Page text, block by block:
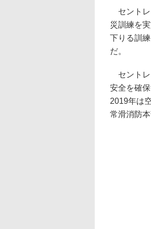
セントレ
災訓練を
下りる訓
だ。
セントレ
安全を確
2019年は
常滑消防